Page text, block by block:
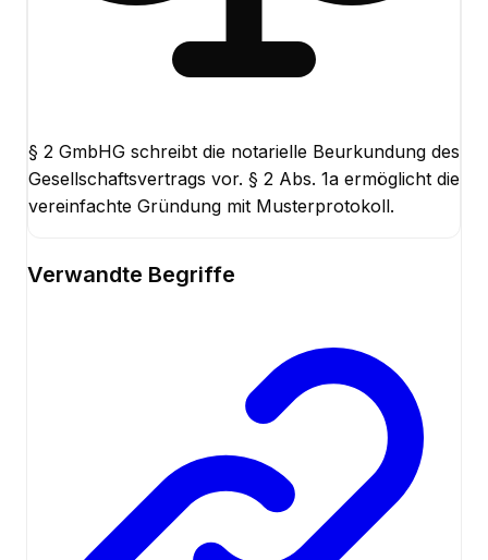
§ 2 GmbHG schreibt die notarielle Beurkundung des
Gesellschaftsvertrags vor. § 2 Abs. 1a ermöglicht die
vereinfachte Gründung mit Musterprotokoll.
Verwandte Begriffe